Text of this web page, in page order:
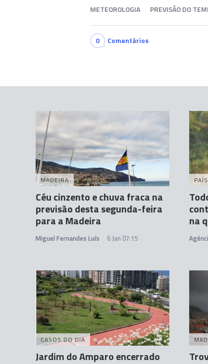
METEOROLOGIA PREVISÃO DO
0 Comentários
MADEIRA
Céu cinzento e chuva fraca na
previsão desta segunda-feira
para a Madeira
Miguel Fernandes Luís 6 Jan 07:15
PAÍS
na
CASOS DO DIA
Jardim do Amparo encerrado